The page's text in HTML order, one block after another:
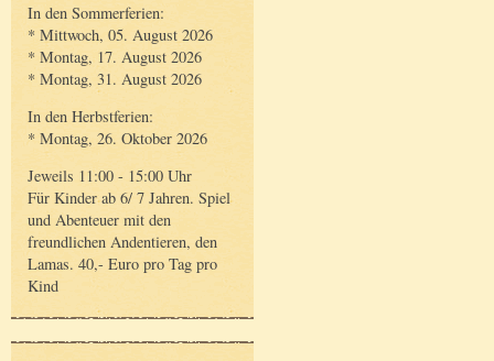
In den Sommerferien:
* Mittwoch, 05. August 2026
* Montag, 17. August 2026
* Montag, 31. August 2026
In den Herbstferien:
* Montag, 26. Oktober 2026
Jeweils 11:00 - 15:00 Uhr
Für Kinder ab 6/ 7 Jahren. Spiel
und Abenteuer mit den
freundlichen Andentieren, den
Lamas. 40,- Euro pro Tag pro
Kind